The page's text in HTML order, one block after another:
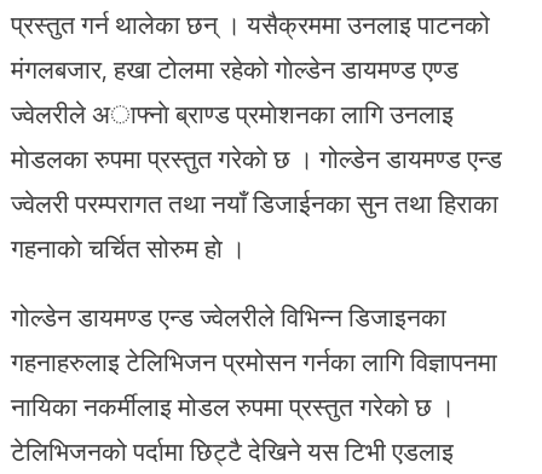
प्रस्तुत गर्न थालेका छन् । यसैक्रममा उनलाइ पाटनको
मंगलबजार, हखा टोलमा रहेको गाेल्डेन डायमण्ड एण्ड
ज्वेलरीले अाफ्नाे ब्राण्ड प्रमाेशनका लागि उनलाइ
माेडलका रुपमा प्रस्तुत गरेकाे छ । गोल्डेन डायमण्ड एन्ड
ज्वेलरी परम्परागत तथा नयाँ डिजाईनका सुन तथा हिराका
गहनाकाे चर्चित सोरुम हाे ।
गोल्डेन डायमण्ड एन्ड ज्वेलरीले विभिन्न डिजाइनका
गहनाहरुलाइ टेलिभिजन प्रमोसन गर्नका लागि विज्ञापनमा
नायिका नकर्मीलाइ मोडल रुपमा प्रस्तुत गरेको छ ।
टेलिभिजनको पर्दामा छिट्टै देखिने यस टिभी एडलाइ